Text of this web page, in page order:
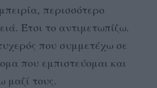
περισσότερο
Έτσι το αντιμετωπίζω.
που συμμετέχω σε
που εμπιστεύομαι και
μαζί τους.